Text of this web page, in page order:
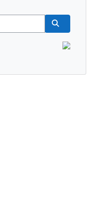
Buscar